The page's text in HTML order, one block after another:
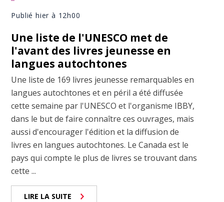
Publié hier à 12h00
Une liste de l'UNESCO met de
l'avant des livres jeunesse en
langues autochtones
Une liste de 169 livres jeunesse remarquables en
langues autochtones et en péril a été diffusée
cette semaine par l'UNESCO et l'organisme IBBY,
dans le but de faire connaître ces ouvrages, mais
aussi d'encourager l'édition et la diffusion de
livres en langues autochtones. Le Canada est le
pays qui compte le plus de livres se trouvant dans
cette ...
LIRE LA SUITE